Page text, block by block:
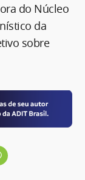
do Núcleo
da
sobre